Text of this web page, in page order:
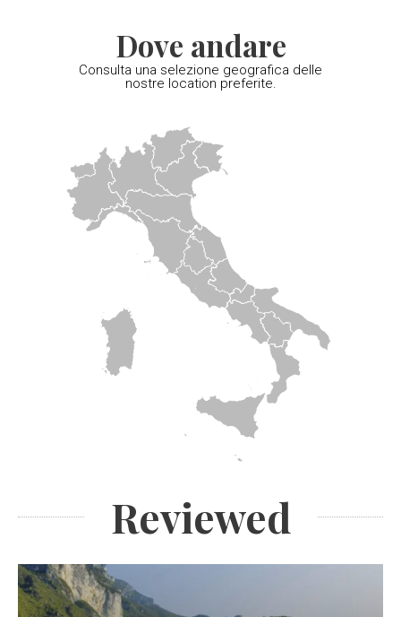
Dove andare
Consulta una selezione geografica delle
nostre location preferite.
Reviewed